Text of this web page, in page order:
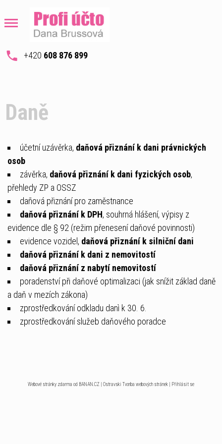
+420 608 876 899
Daně
účetní uzávěrka, daňová přiznání k dani právnických
osob
závěrka, daňová přiznání k dani fyzických osob,
přehledy ZP a OSSZ
dañová přiznání pro zaměstnance
daňová přiznání k DPH, souhrná hlášení, výpisy z
evidence dle § 92 (režim přenesení daňové povinnosti)
evidence vozidel, daňová přiznání k silniční dani
daňová přiznání k dani z nemovitostí
daňová přiznáníz nabytí nemovitostí
poradenství při daňové optimalizaci (jak snížit základ daně
a daň v mezích zákona)
zprostředkování odkladu danì k 30. 6.
zprostředkování služeb daňového poradce
Webové stránky zdarma od BANAN.CZ Ostravski Tvorba webových stránek Přihlásit se